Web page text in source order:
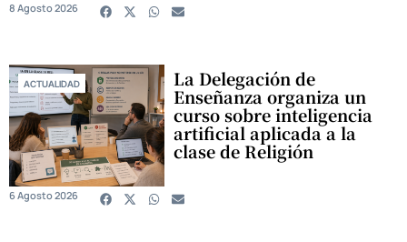
8 Agosto 2026
ACTUALIDAD La Delegación de
Enseñanza organiza un
curso sobre inteligencia
artificial aplicada a la
clase de Religión
6 Agosto 2026